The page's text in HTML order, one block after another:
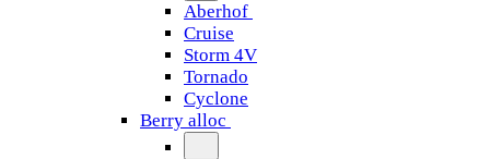
Aberhof
Cruise
Storm 4V
Tornado
Сyclone
Berry alloc